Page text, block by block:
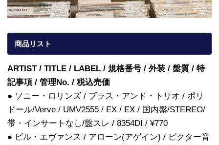
商品リスト
ARTIST / TITLE / LABEL / 規格番号 / 外装 / 盤質 / 特
記事項 / 管理No. / 税込売価
● ソニー・ロリンズ / ブラス・アンド・トリオ / ポリ
ドール/Verve / UMV2555 / EX / EX / 国内盤/STEREO/
帯・インサートなし/盤スレ / 8354DI / ¥770
● ビル・エヴァンス / アローン(アゲイン) / ビクター音